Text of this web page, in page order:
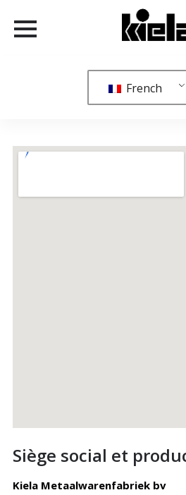
French
Siège social et
Kiela Metaalwarenfabriek bv